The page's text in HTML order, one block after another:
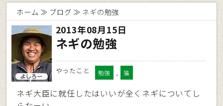
ホーム ブログ ネギの勉強
2013年08月15日
ネギの勉強
やったこと 勉強 , 猫
ネギ大臣に就任したはいいが全くネギについてし